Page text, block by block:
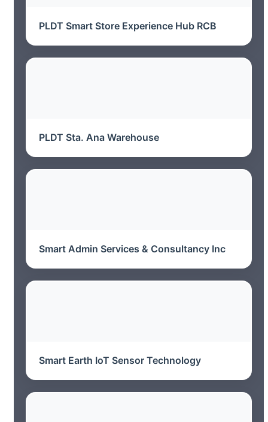
PLDT Smart Store Experience Hub RCB
PLDT Sta. Ana Warehouse
Smart Admin Services & Consultancy Inc
Smart Earth IoT Sensor Technology